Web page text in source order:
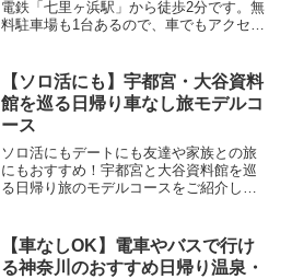
電鉄「七里ヶ浜駅」から徒歩2分です。無
料駐車場も1台あるので、車でもアクセス
「珊瑚礁」や海が見える「ダブルドアー
ズ」...
【ソロ活にも】宇都宮・大谷資料
館を巡る日帰り車なし旅モデルコ
ース
ソロ活にもデートにも友達や家族との旅
にもおすすめ！宇都宮と大谷資料館を巡
る日帰り旅のモデルコースをご紹介しま
りです！旅のスケジュール10:30 宇都宮
駅到着まずは宇都宮...
【車なしOK】電車やバスで行け
る神奈川のおすすめ日帰り温泉・